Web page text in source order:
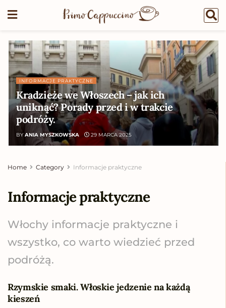
INFORMACJE PRAKTYCZNE
Kradzieże we Włoszech – jak ich
uniknąć? Porady przed i w trakcie
podróży.
BY ANIA MYSZKOWSKA 29 MARCA 2025
Home Category Informacje praktyczne
Informacje praktyczne
Włochy informacje praktyczne i
wszystko, co warto wiedzieć przed
podróżą.
Rzymskie smaki. Włoskie jedzenie na każdą
kieszeń